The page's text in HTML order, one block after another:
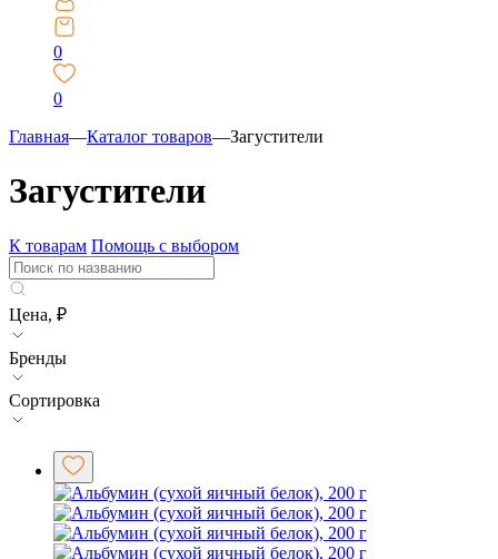
0
0
Главная—Каталог товаров—Загустители
Загустители
К товарам Помощь с выбором
Цена, ₽
Бренды
Сортировка